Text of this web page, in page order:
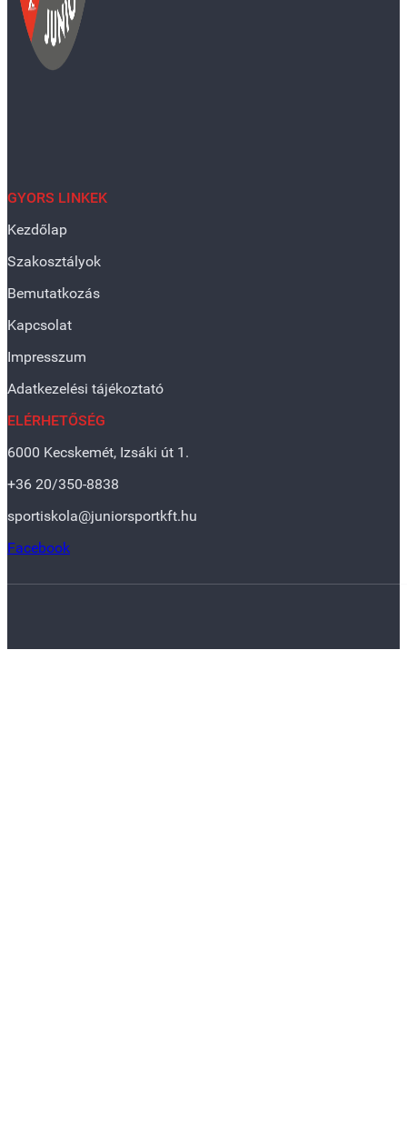
GYORS LINKEK
Kezdőlap
Szakosztályok
Bemutatkozás
Kapcsolat
Impresszum
Adatkezelési tájékoztató
ELÉRHETŐSÉG
6000 Kecskemét, Izsáki út 1.
+36 20/350-8838
sportiskola@juniorsportkft.hu
Facebook